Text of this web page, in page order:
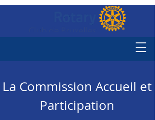
La Commission Accueil et
Participation